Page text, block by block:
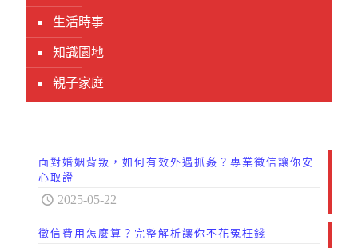
生活時事
知識園地
親子家庭
面對婚姻背叛，如何有效外遇抓姦？專業徵信讓你安
心取證
2025-05-22
徵信費用怎麼算？完整解析讓你不花冤枉錢